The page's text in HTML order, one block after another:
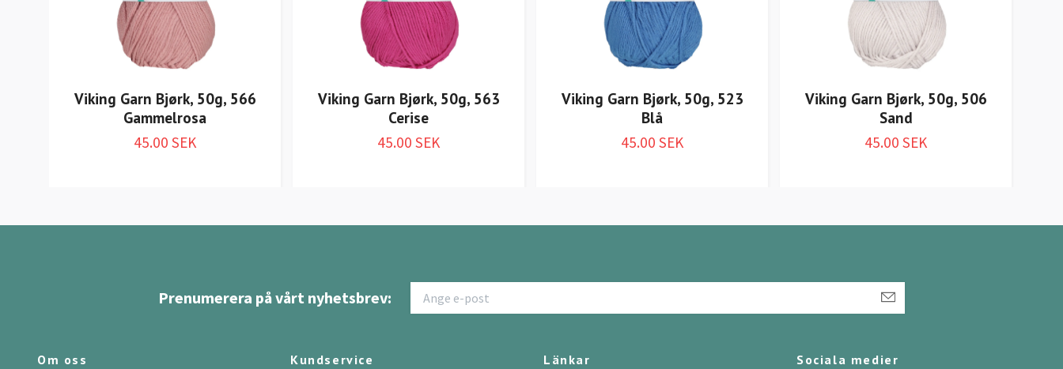
Viking Garn Bjørk, 50g, 566
Gammelrosa
45.00 SEK
Viking Garn Bjørk, 50g, 563
Cerise
45.00 SEK
Viking Garn Bjørk, 50g, 523
Blå
45.00 SEK
Viking Garn Bjørk, 50g, 506
Sand
45.00 SEK
Prenumerera på vårt nyhetsbrev:
Om oss Kundservice Länkar Sociala medier